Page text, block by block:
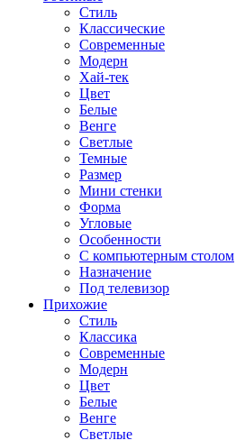
Стиль
Классические
Современные
Модерн
Хай-тек
Цвет
Белые
Венге
Светлые
Темные
Размер
Мини стенки
Форма
Угловые
Особенности
С компьютерным столом
Назначение
Под телевизор
Прихожие
Стиль
Классика
Современные
Модерн
Цвет
Белые
Венге
Светлые